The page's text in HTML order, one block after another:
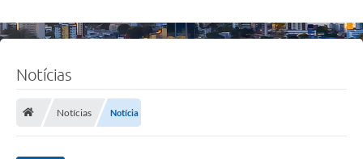
Notícias
Notícias Notícia
r